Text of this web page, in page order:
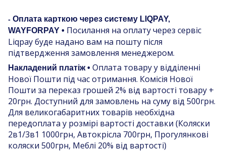
- Оплата карткою через систему LIQPAY,
WAYFORPAY • Посилання на оплату через сервіс
Liqpay буде надано вам на пошту після
підтвердження замовлення менеджером.
Накладений платіж • Оплата товару у відділенні
Нової Пошти під час отримання. Комісія Нової
Пошти за переказ грошей 2% від вартості товару +
20грн. Доступний для замовлень на суму від 500грн.
Для великогабаритних товарів необхідна
передоплата у розмірі вартості доставки (Коляски
2в1/3в1 1000грн, Автокрісла 700грн, Прогулянкові
коляски 500грн, Меблі 20% від вартості)